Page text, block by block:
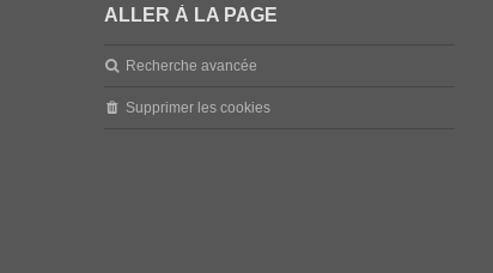
ALLER À LA PAGE
Recherche avancée
Supprimer les cookies